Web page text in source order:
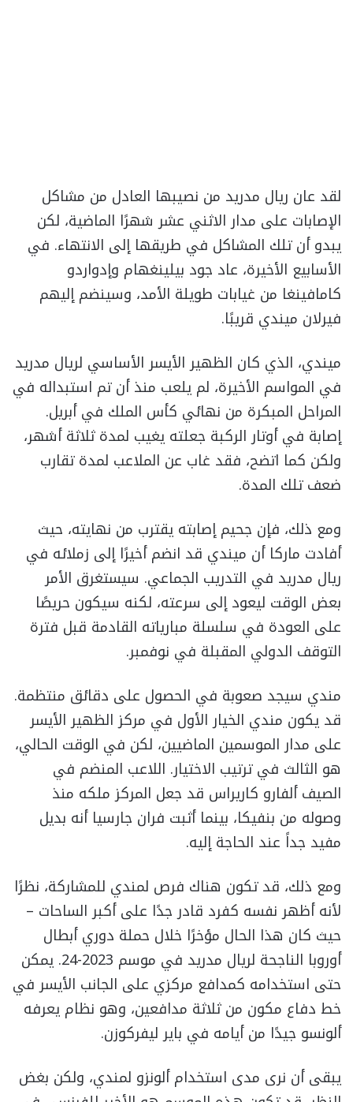
لقد عان ريال مدريد من نصيبها العادل من مشاكل
الإصابات على مدار الاثني عشر شهرًا الماضية، لكن
يبدو أن تلك المشاكل في طريقها إلى الانتهاء. في
الأسابيع الأخيرة، عاد جود بيلينغهام وإدواردو
كامافينغا من غيابات طويلة الأمد، وسينضم إليهم
فيرلان ميندي قريبًا.
ميندي، الذي كان الظهير الأيسر الأساسي لريال مدريد
في المواسم الأخيرة، لم يلعب منذ أن تم استبداله في
المراحل المبكرة من نهائي كأس الملك في أبريل.
إصابة في أوتار الركبة جعلته يغيب لمدة ثلاثة أشهر،
ولكن كما اتضح، فقد غاب عن الملاعب لمدة تقارب
ضعف تلك المدة.
ومع ذلك، فإن جحيم إصابته يقترب من نهايته، حيث
أفادت ماركا أن ميندي قد انضم أخيرًا إلى زملائه في
ريال مدريد في التدريب الجماعي. سيستغرق الأمر
بعض الوقت ليعود إلى سرعته، لكنه سيكون حريصًا
على العودة في سلسلة مبارياته القادمة قبل فترة
التوقف الدولي المقبلة في نوفمبر.
مندي سيجد صعوبة في الحصول على دقائق منتظمة.
قد يكون مندي الخيار الأول في مركز الظهير الأيسر
على مدار الموسمين الماضيين، لكن في الوقت الحالي،
هو الثالث في ترتيب الاختيار. اللاعب المنضم في
الصيف ألفارو كاريراس قد جعل المركز ملكه منذ
وصوله من بنفيكا، بينما أثبت فران جارسيا أنه بديل
مفيد جداً عند الحاجة إليه.
ومع ذلك، قد تكون هناك فرص لمندي للمشاركة، نظرًا
لأنه أظهر نفسه كفرد قادر جدًا على أكبر الساحات –
حيث كان هذا الحال مؤخرًا خلال حملة دوري أبطال
أوروبا الناجحة لريال مدريد في موسم 2023-24. يمكن
حتى استخدامه كمدافع مركزي على الجانب الأيسر في
خط دفاع مكون من ثلاثة مدافعين، وهو نظام يعرفه
ألونسو جيدًا من أيامه في باير ليفركوزن.
يبقى أن نرى مدى استخدام ألونزو لمندي، ولكن بغض